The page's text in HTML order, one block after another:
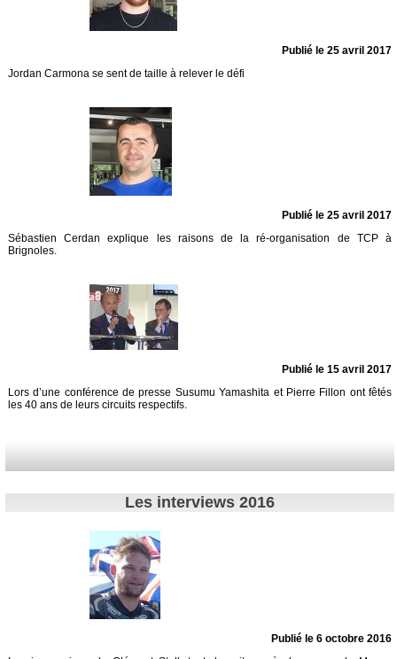
Publié le 25 avril 2017
Jordan Carmona se sent de taille à relever le défi
Publié le 25 avril 2017
Sébastien Cerdan explique les raisons de la ré-organisation de TCP à
Brignoles.
Publié le 15 avril 2017
Lors d’une conférence de presse Susumu Yamashita et Pierre Fillon ont fêtés
les 40 ans de leurs circuits respectifs.
Les interviews 2016
Publié le 6 octobre 2016